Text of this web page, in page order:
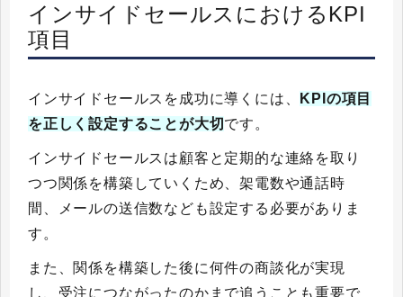
インサイドセールスにおけるKPI
項目
インサイドセールスを成功に導くには、
KPIの項目
を正しく設定することが大切です。
インサイドセールスは顧客と定期的な連絡を取り
つつ関係を構築していくため、架電数や通話時
間、メールの送信数なども設定する必要がありま
す。
また、関係を構築した後に何件の商談化が実現
し、受注につながったのかまで追うことも重要で